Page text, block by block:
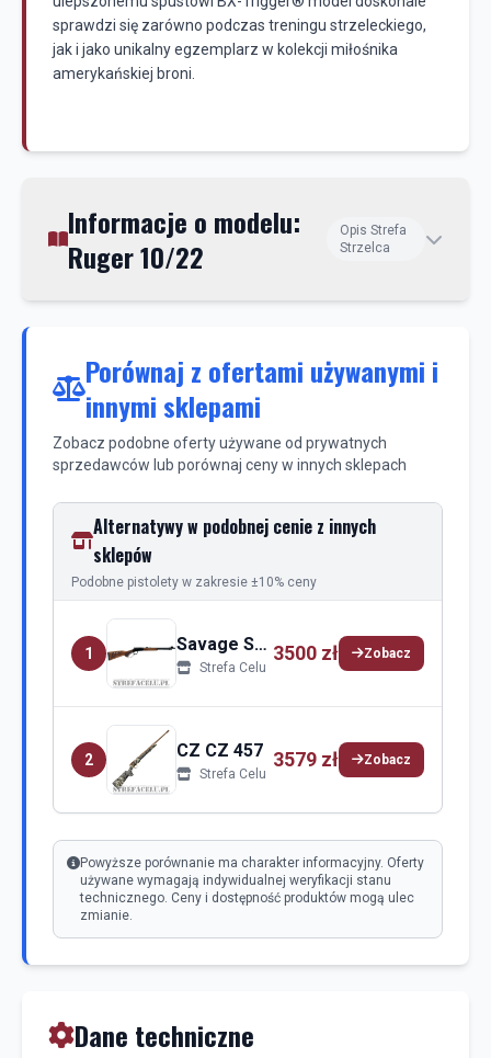
sprawdzi się zarówno podczas treningu strzeleckiego,
jak i jako unikalny egzemplarz w kolekcji miłośnika
amerykańskiej broni.
Informacje o modelu:
Ruger 10/22
Opis Strefa
Strzelca
Porównaj z ofertami używanymi i
innymi sklepami
Zobacz podobne oferty używane od prywatnych
sprzedawców lub porównaj ceny w innych sklepach
Alternatywy w podobnej cenie z innych
sklepów
Podobne pistolety w zakresie ±10% ceny
1 Savage Savage Revel
Strefa Celu
3500 zł Zobacz
2 CZ CZ 457
Strefa Celu
3579 zł Zobacz
Powyższe porównanie ma charakter informacyjny. Oferty
używane wymagają indywidualnej weryfikacji stanu
technicznego. Ceny i dostępność produktów mogą ulec
zmianie.
Dane techniczne